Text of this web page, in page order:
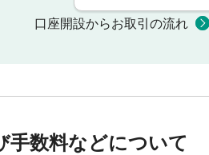
口座開設からお取引の流れ
手数料などについて